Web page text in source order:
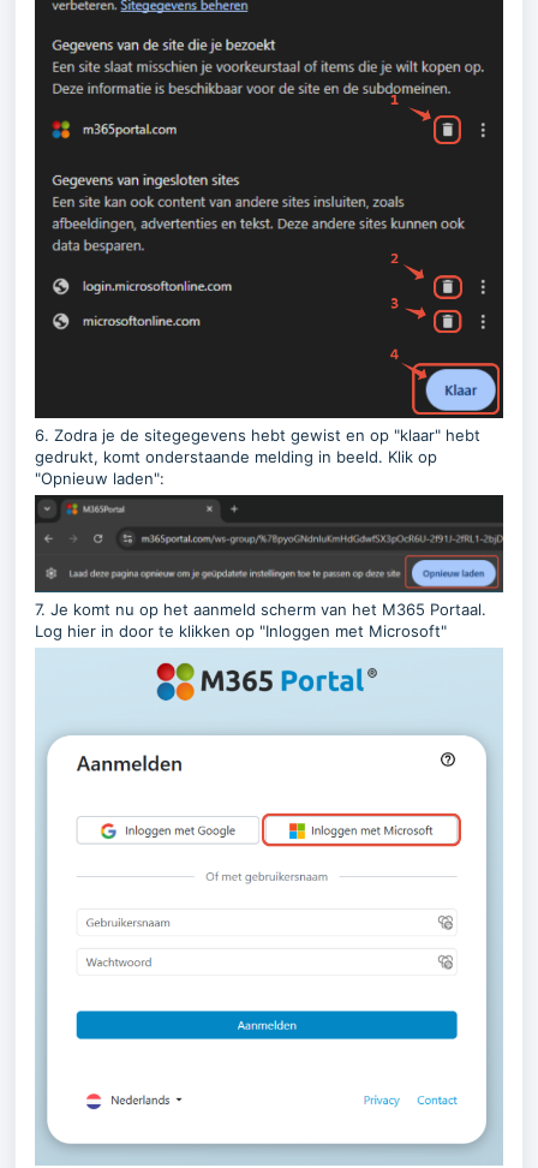
6. Zodra je de sitegegevens hebt gewist en op "klaar" hebt
gedrukt, komt onderstaande melding in beeld. Klik op
"Opnieuw laden":
7. Je komt nu op het aanmeld scherm van het M365 Portaal.
Log hier in door te klikken op "Inloggen met Microsoft"